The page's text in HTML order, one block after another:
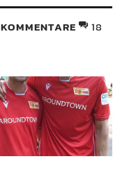
KOMMENTARE 18